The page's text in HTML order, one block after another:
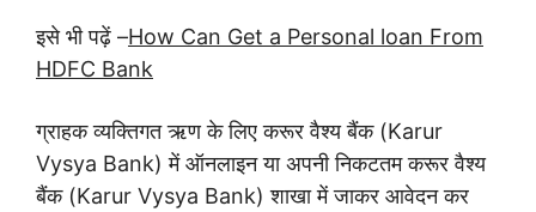
इसे भी पढ़ें –How Can Get a Personal loan From
HDFC Bank
ग्राहक व्यक्तिगत ऋण के लिए करूर वैश्य बैंक (Karur
Vysya Bank) में ऑनलाइन या अपनी निकटतम करूर वैश्य
बैंक (Karur Vysya Bank) शाखा में जाकर आवेदन कर